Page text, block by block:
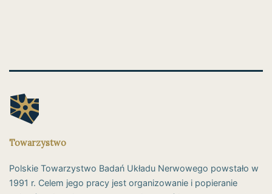
Towarzystwo
Polskie Towarzystwo Badań Układu Nerwowego powstało w
1991 r. Celem jego pracy jest organizowanie i popieranie